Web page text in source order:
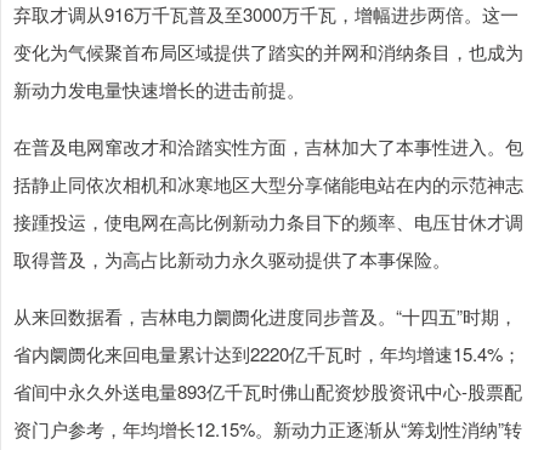
弃取才调从916万千瓦普及至3000万千瓦，增幅进步两倍。这一
变化为气候聚首布局区域提供了踏实的并网和消纳条目，也成为
新动力发电量快速增长的进击前提。
在普及电网窜改才和洽踏实性方面，吉林加大了本事性进入。包
括静止同依次相机和冰寒地区大型分享储能电站在内的示范神志
接踵投运，使电网在高比例新动力条目下的频率、电压甘休才调
取得普及，为高占比新动力永久驱动提供了本事保险。
从来回数据看，吉林电力阛阓化进度同步普及。“十四五”时期，
省内阛阓化来回电量累计达到2220亿千瓦时，年均增速15.4%；
省间中永久外送电量893亿千瓦时佛山配资炒股资讯中心-股票配
资门户参考，年均增长12.15%。新动力正逐渐从“筹划性消纳”转